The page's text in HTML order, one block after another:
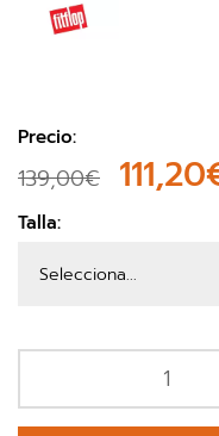
Precio:
139,00€
Talla: